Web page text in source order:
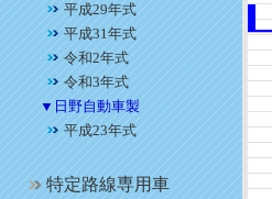
平成29年式
平成31年式
令和2年式
令和3年式
▼日野自動車製
平成23年式
特定路線専用車